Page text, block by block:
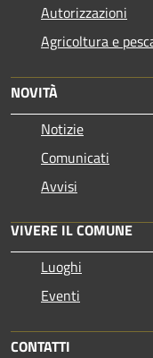
Autorizzazioni
Agricoltura e
NOVITÀ
Notizie
Comunicati
Avvisi
VIVERE IL COMUNE
Luoghi
Eventi
CONTATTI